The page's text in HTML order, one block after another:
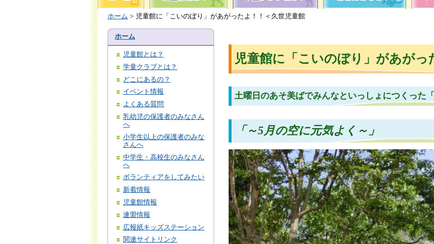
ホーム > 児童館に「こいのぼり」があがったよ！！＜久世児童館
ホーム
児童館とは？
学童クラブとは？
どこにあるの？
イベント情報
よくある質問
乳幼児の保護者のみなさん
へ
小学生以上の保護者のみな
さんへ
中学生・高校生のみなさん
へ
ボランティアをしてみたい
新着情報
児童館情報
連盟情報
広報紙キッズステーション
関連サイトリンク
児童館に「こいのぼり」があがっ
土曜日のあそ美ばでみんなといっしょにつくった
「～5月の空に元気よく～」